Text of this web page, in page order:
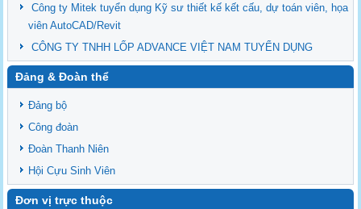
Công ty Mitek tuyển dụng Kỹ sư thiết kế kết cấu, dự toán viên, họa
viên AutoCAD/Revit
CÔNG TY TNHH LỐP ADVANCE VIỆT NAM TUYỂN DỤNG
Đảng & Đoàn thể
Đảng bộ
Công đoàn
Đoàn Thanh Niên
Hội Cựu Sinh Viên
Đơn vị trực thuộc